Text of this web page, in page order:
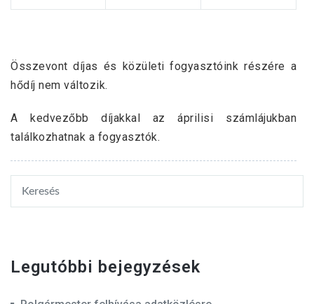
Összevont díjas és közületi fogyasztóink részére a
hődíj nem változik.
A kedvezőbb díjakkal az áprilisi számlájukban
találkozhatnak a fogyasztók.
Legutóbbi bejegyzések